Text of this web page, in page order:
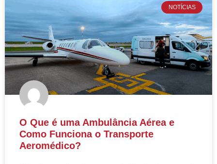
NOTÍCIAS
O Que é uma Ambulância Aérea e
Como Funciona o Transporte
Aeromédico?